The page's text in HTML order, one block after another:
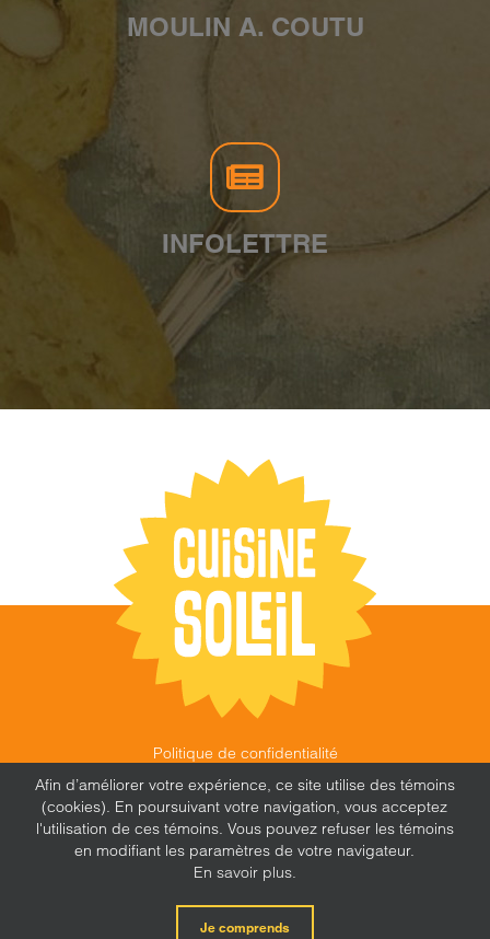
MOULIN A. COUTU
INFOLETTRE
Politique de confidentialité
©
CUISINE SOLEIL 2026 |
FEU FOLLET - DESIGN •
WEB • MARKETING
X Facebook
Afin d’améliorer votre expérience, ce site utilise des témoins
(cookies). En poursuivant votre navigation, vous acceptez
l'utilisation de ces témoins. Vous pouvez refuser les témoins
en modifiant les paramètres de votre navigateur.
En savoir plus.
Je comprends